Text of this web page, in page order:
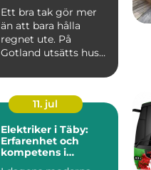
Ett bra tak gör mer
än att bara hålla
regnet ute. På
Gotland utsätts hus
saltstän...
11. jul
Elektriker i Täby:
Erfarenhet och
kompetens i